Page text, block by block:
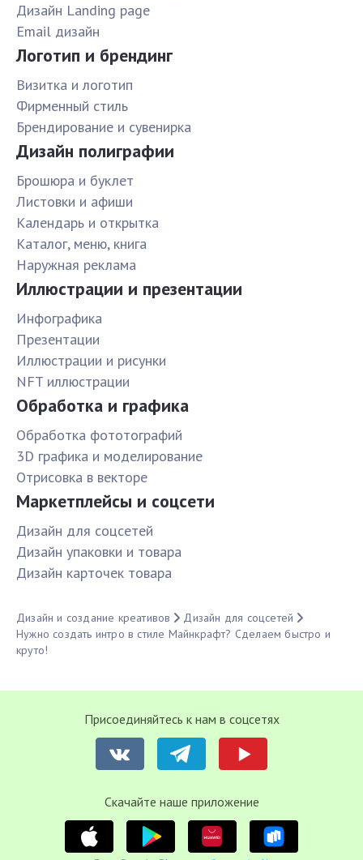
Дизайн Landing page
Email дизайн
Логотип и брендинг
Визитка и логотип
Фирменный стиль
Брендирование и сувенирка
Дизайн полиграфии
Брошюра и буклет
Листовки и афиши
Календарь и открытка
Каталог, меню, книга
Наружная реклама
Иллюстрации и презентации
Инфографика
Презентации
Иллюстрации и рисунки
NFT иллюстрации
Обработка и графика
Обработка фототографий
3D графика и моделирование
Отрисовка в векторе
Маркетплейсы и соцсети
Дизайн для соцсетей
Дизайн упаковки и товара
Дизайн карточек товара
Дизайн и создание креативов
Дизайн для соцсетей
Нужно создать интро в стиле Майнкрафт? Сделаем быстро и
круто!
Присоединяйтесь к нам в соцсетях
Cкачайте наше приложение